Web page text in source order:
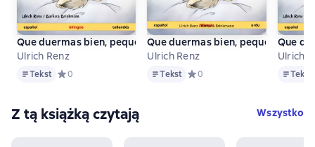
Que duermas bien, pequeño lobo – หลับฝันดีนะ หมาป่าน้อย
Ulrich Renz
TekstTekst Средний рейтинг 0 на основе 0 оценок
0
Ulrich Renz
TekstTekst Средний рейтинг 0 на основе
0
Que
Ulrich
TekstTekst
Z tą książką czytają Wszystko